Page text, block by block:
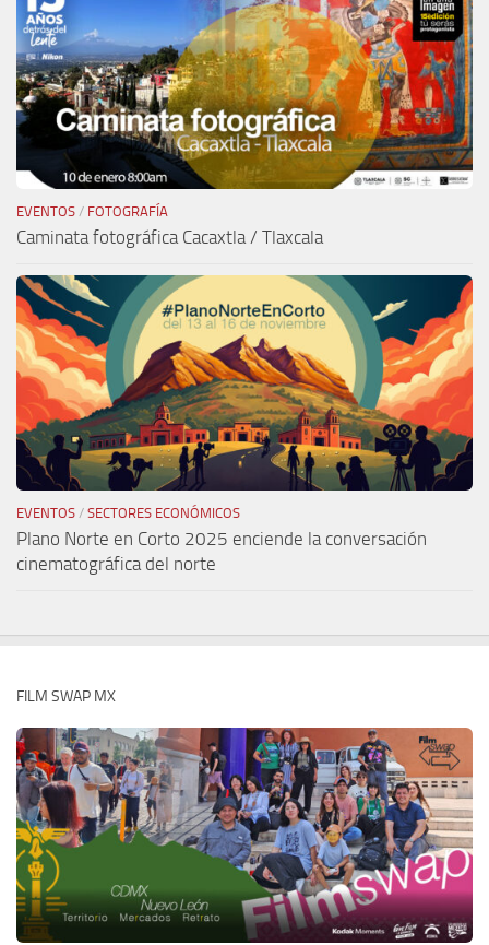
EVENTOS / FOTOGRAFÍA
Caminata fotográfica Cacaxtla / Tlaxcala
EVENTOS / SECTORES ECONÓMICOS
Plano Norte en Corto 2025 enciende la conversación
cinematográfica del norte
FILM SWAP MX